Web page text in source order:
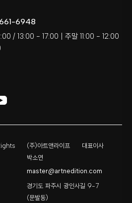
6948
/ 13:00 - 17:00 | 주말 11:00 - 12:00
(주)아트앤라이프
대표이사
박소연
master@artnedition.com
경기도 파주시 광인사길 9-7
(문발동)